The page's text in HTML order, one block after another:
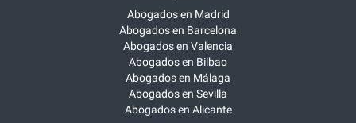
Abogados en Madrid
Abogados en Barcelona
Abogados en Valencia
Abogados en Bilbao
Abogados en Málaga
Abogados en Sevilla
Abogados en Alicante